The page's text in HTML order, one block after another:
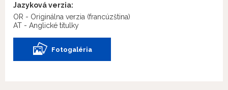
Jazyková verzia:
OR - Originálna verzia (francúzština)
AT - Anglické titulky
Fotogaléria